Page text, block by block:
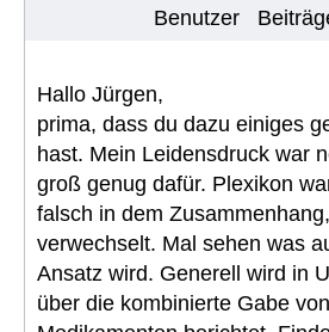
Benutzer
Hallo Jürgen,
prima, dass du dazu einiges
hast. Mein Leidensdruck war
groß genug dafür. Plexikon
falsch in dem
verwechselt. Mal sehen was
Ansatz wird. Generell wird in
über die kombinierte Gabe von